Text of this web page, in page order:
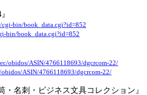
bin/book_data.cgi?id=852
bin/book_data.cgi?id=852
obidos/ASIN/4766118693/dgcrcom-22/
ASIN/4766118693/dgcrcom-22/
・名刺・ビジネス文具コレクション』